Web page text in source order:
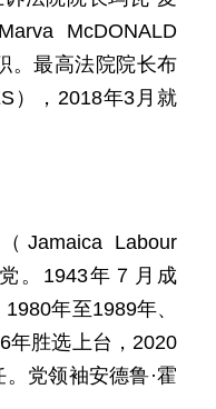
McDONALD
。最高法院院长布
），2018年3月就
Jamaica Labour
。1943年７月成
年至1989年、
年胜选上台，2020
党领袖安德鲁·霍